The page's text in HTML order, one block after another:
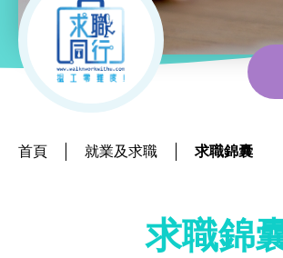
關於我們
ERB再培訓課程
首頁 就業及求職 求職錦囊
求職錦